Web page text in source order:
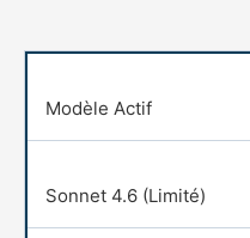
Modèle Actif
Sonnet 4.6 (Limité)